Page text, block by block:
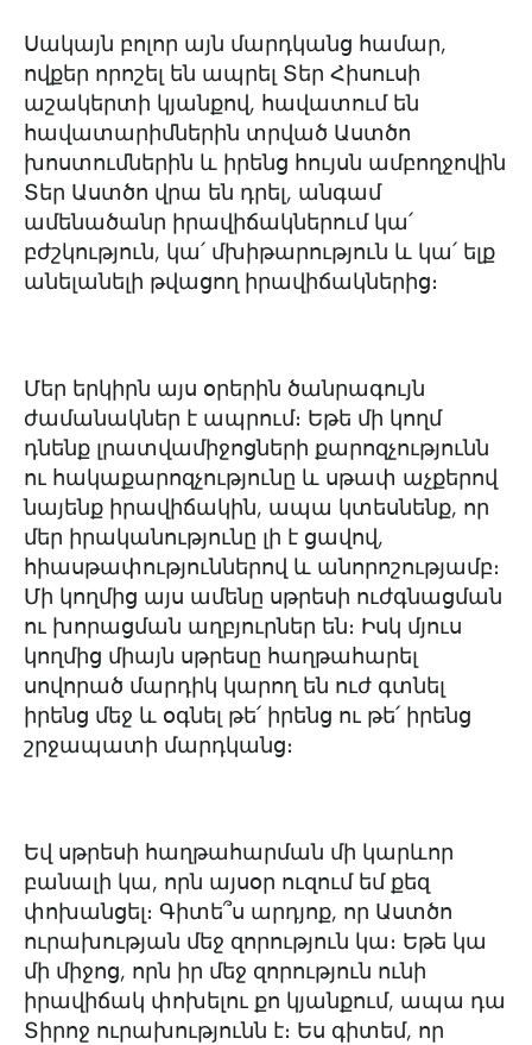
Սակայն բոլոր այն մարդկանց համար,
ովքեր որոշել են ապրել Տեր Հիսուսի
աշակերտի կյանքով, հավատում են
հավատարիմներին տրված Աստծո
խոստումներին և իրենց հույսն ամբողջովին
Տեր Աստծո վրա են դրել, անգամ
ամենածանր իրավիճակներում կա՛
բժշկություն, կա՛ մխիթարություն և կա՛ ելք
անելանելի թվացող իրավիճակներից։
Մեր երկիրն այս օրերին ծանրագույն
ժամանակներ է ապրում։ Եթե մի կողմ
դնենք լրատվամիջոցների քարոզչությունն
ու հակաքարոզչությունը և սթափ աչքերով
նայենք իրավիճակին, ապա կտեսնենք, որ
մեր իրականությունը լի է ցավով,
հիասթափություններով և անորոշությամբ։
Մի կողմից այս ամենը սթրեսի ուժգնացման
ու խորացման աղբյուրներ են։ Իսկ մյուս
կողմից միայն սթրեսը հաղթահարել
սովորած մարդիկ կարող են ուժ գտնել
իրենց մեջ և օգնել թե՛ իրենց ու թե՛ իրենց
շրջապատի մարդկանց։
Եվ սթրեսի հաղթահարման մի կարևոր
բանալի կա, որն այսօր ուզում եմ քեզ
փոխանցել։ Գիտե՞ս արդյոք, որ Աստծո
ուրախության մեջ զորություն կա։ Եթե կա
մի միջոց, որն իր մեջ զորություն ունի
իրավիճակ փոխելու քո կյանքում, ապա դա
Տիրոջ ուրախությունն է։ Ես գիտեմ, որ